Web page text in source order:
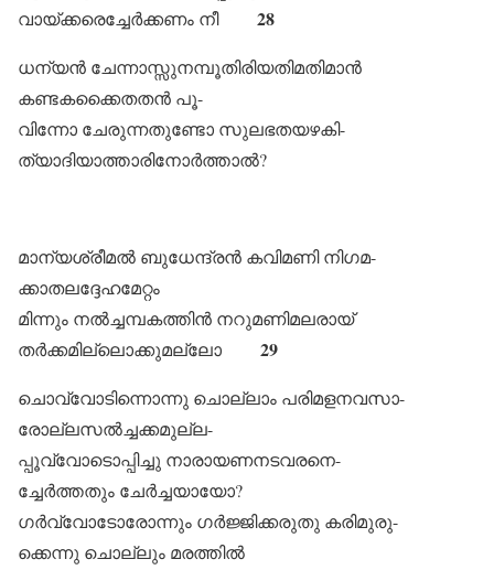
വായ്ക്കരെച്ചേർക്കണം നീ
28
ധന്യൻ ചേന്നാസ്സുനമ്പൂതിരിയതിമതിമാൻ
കണ്ടകക്കൈതതൻ പൂ-
വിന്നോ ചേരുന്നതുണ്ടോ സുലഭതയഴകി-
ത്യാദിയാത്താരിനോർത്താൽ?
മാന്യശ്രീമൽ ബുധേന്ദ്രൻ കവിമണി നിഗമ-
ക്കാതലദ്ദേഹമേറ്റം
മിന്നും നൽച്ചമ്പകത്തിൻ നറുമണിമലരായ്
തർക്കമില്ലൊക്കുമല്ലോ
29
ചൊവ്വോടിന്നൊന്നു ചൊല്ലാം പരിമളനവസാ-
രോല്ലസൽച്ചക്കമുല്ല-
പ്പൂവ്വോടൊപ്പിച്ചു നാരായണനടവരനെ-
ച്ചേർത്തതും ചേർച്ചയായോ?
ഗർവ്വോടോരോന്നും ഗർജ്ജിക്കരുതു കരിമുരു-
ക്കെന്നു ചൊല്ലും മരത്തിൽ